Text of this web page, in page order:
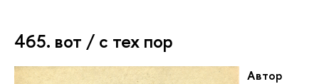
465. вот / с тех пор
Автор